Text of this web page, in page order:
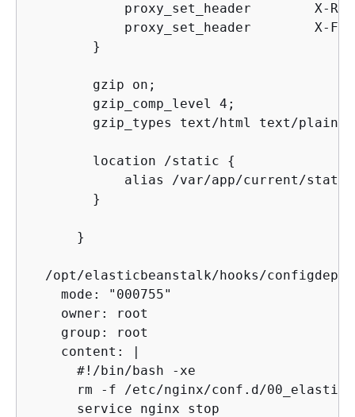
proxy_set_header        X-
proxy_set_header        X-
        }
        gzip on;
        gzip_comp_level 4;
gzip_types text/html text/plain
        location /static
{
alias /var/app/current/
        }
      }
/opt/elasticbeanstalk/hooks/
    mode: "000755"
    owner: root
    group: root
    content: |
      #!/bin/bash -xe
rm -f /etc/nginx/conf.d/
      service nginx stop